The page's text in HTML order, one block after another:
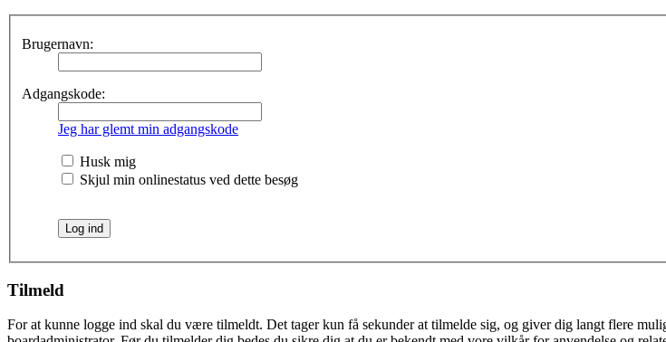
Brugernavn:
Adgangskode:
Jeg har glemt min adgangskode
Husk mig
Skjul min onlinestatus ved dette besøg
Tilmeld
For at kunne logge ind skal du være tilmeldt. Det tager kun få sekunder at tilmelde sig, og giver dig langt flere